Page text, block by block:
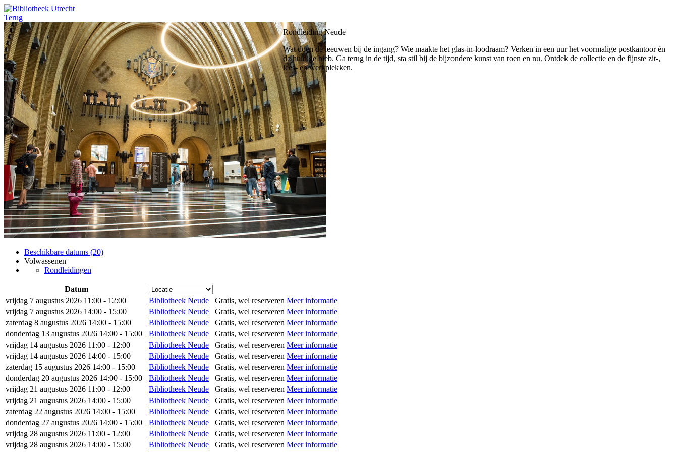
Terug
Beschikbare datums (20)
Volwassenen
Rondleidingen
Rondleiding Neude
Wat doen de leeuwen bij de ingang? Wie maakte het glas-in-loodraam? Verken in een uur het voormalige postkantoor én
de huidige bieb. Ga terug in de tijd, sta stil bij de bijzondere kunst van toen en nu. Ontdek de collectie en de fijnste zit-,
lees- en werkplekken.
Datum
vrijdag 7 augustus 2026 11:00 - 12:00
Bibliotheek Neude Gratis, wel reserveren Meer informatie
vrijdag 7 augustus 2026 14:00 - 15:00
Bibliotheek Neude Gratis, wel reserveren Meer informatie
zaterdag 8 augustus 2026 14:00 - 15:00
Bibliotheek Neude Gratis, wel reserveren Meer informatie
donderdag 13 augustus 2026 14:00 - 15:00
Bibliotheek Neude Gratis, wel reserveren Meer informatie
vrijdag 14 augustus 2026 11:00 - 12:00
Bibliotheek Neude Gratis, wel reserveren Meer informatie
vrijdag 14 augustus 2026 14:00 - 15:00
Bibliotheek Neude Gratis, wel reserveren Meer informatie
zaterdag 15 augustus 2026 14:00 - 15:00
Bibliotheek Neude Gratis, wel reserveren Meer informatie
donderdag 20 augustus 2026 14:00 - 15:00
Bibliotheek Neude Gratis, wel reserveren Meer informatie
vrijdag 21 augustus 2026 11:00 - 12:00
Bibliotheek Neude Gratis, wel reserveren Meer informatie
vrijdag 21 augustus 2026 14:00 - 15:00
Bibliotheek Neude Gratis, wel reserveren Meer informatie
zaterdag 22 augustus 2026 14:00 - 15:00
Bibliotheek Neude Gratis, wel reserveren Meer informatie
donderdag 27 augustus 2026 14:00 - 15:00
Bibliotheek Neude Gratis, wel reserveren Meer informatie
vrijdag 28 augustus 2026 11:00 - 12:00
Bibliotheek Neude Gratis, wel reserveren Meer informatie
vrijdag 28 augustus 2026 14:00 - 15:00
Bibliotheek Neude Gratis, wel reserveren Meer informatie